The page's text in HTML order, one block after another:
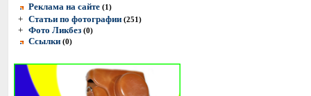
Реклама на сайте (1)
+ Статьи по фотографии (251)
+ Фото Ликбез (0)
Ссылки (0)